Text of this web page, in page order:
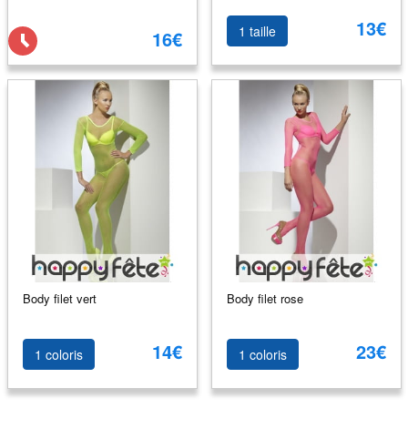
16€ 1 taille 13€
Body filet vert
1 coloris 14€
Body filet rose
1 coloris 23€